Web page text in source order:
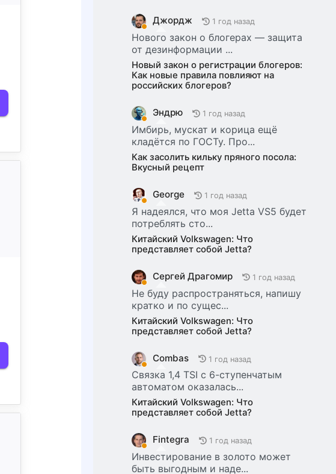
Джордж 1 год назад
Нового закон о блогерах — защита
от дезинформации ...
Новый закон о регистрации блогеров:
Как новые правила повлияют на
российских блогеров?
Эндрю 1 год назад
Имбирь, мускат и корица ещё
кладётся по ГОСТу. Про...
Как засолить кильку пряного посола:
Вкусный рецепт
George 1 год назад
Я надеялся, что моя Jetta VS5 будет
потреблять сто...
Китайский Volkswagen: Что
представляет собой Jetta?
Сергей Драгомир 1 год назад
Не буду распространяться, напишу
кратко и по сущес...
Китайский Volkswagen: Что
представляет собой Jetta?
Combas 1 год назад
Связка 1,4 TSI с 6-ступенчатым
автоматом оказалась...
Китайский Volkswagen: Что
представляет собой Jetta?
Fintegra 1 год назад
Инвестирование в золото может
быть выгодным и наде...